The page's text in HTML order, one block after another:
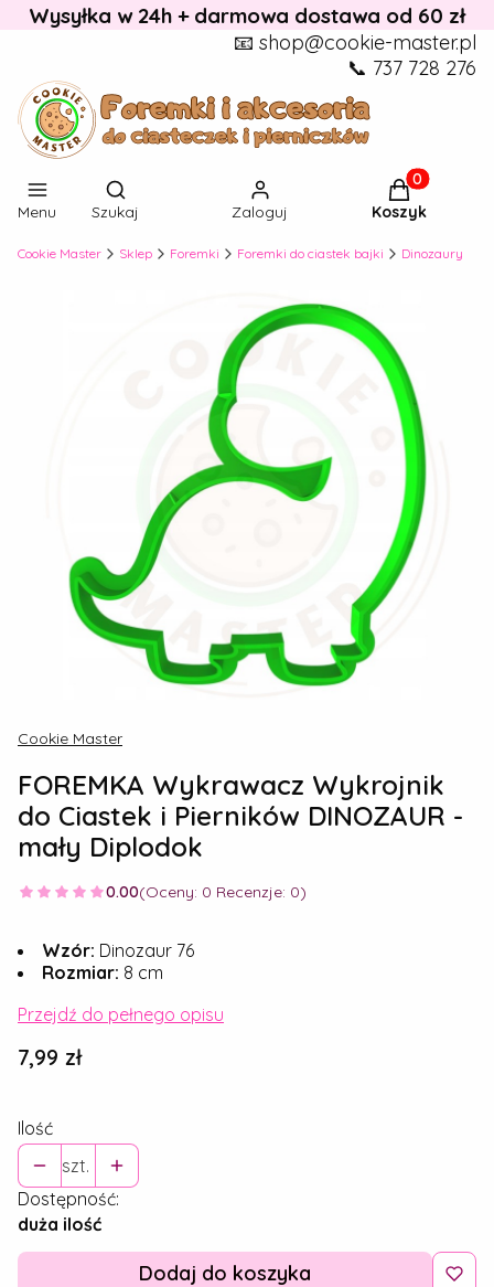
Wysyłka w 24h + darmowa dostawa od 60 zł
📧 shop@cookie-master.pl
📞 737 728 276
Menu
Otwórz wyszukiwarkę
Szukaj Zaloguj
Produkty w
Koszyk
Cookie Master Sklep Foremki Foremki do ciastek bajki Dinozaury
Cookie Master
FOREMKA Wykrawacz Wykrojnik
do Ciastek i Pierników DINOZAUR -
mały Diplodok
0.00(Oceny: 0 Recenzje: 0)
Wzór: Dinozaur 76
Rozmiar: 8 cm
Przejdź do pełnego opisu
Cena
7,99 zł
Ilość
szt.
Dostępność:
duża ilość
Dodaj do koszyka